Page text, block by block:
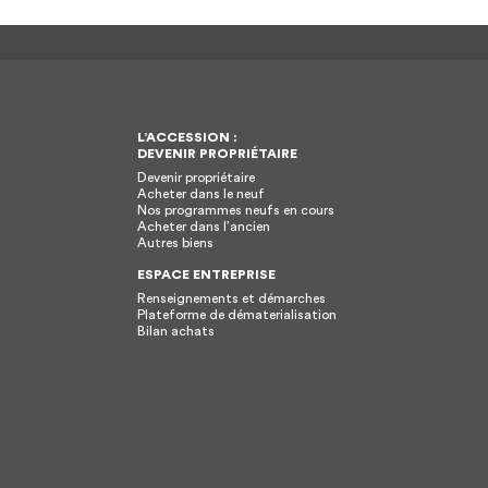
L’ACCESSION :
DEVENIR PROPRIÉTAIRE
Devenir propriétaire
Acheter dans le neuf
Nos programmes neufs en cours
Acheter dans l’ancien
Autres biens
ESPACE ENTREPRISE
Renseignements et démarches
Plateforme de dématerialisation
Bilan achats